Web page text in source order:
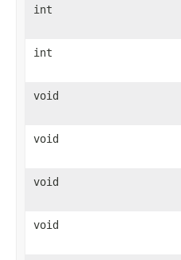
int
int
void
void
void
void